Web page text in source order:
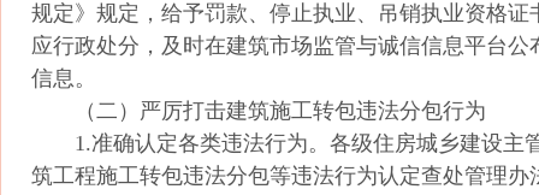
规定》规定，给予罚款、停止执业、吊销执业资格证
应行政处分，及时在建筑市场监管与诚信信息平台公
信息。
（二）严厉打击建筑施工转包违法分包行为
1.准确认定各类违法行为。各级住房城乡建设主
筑工程施工转包违法分包等违法行为认定查处管理办